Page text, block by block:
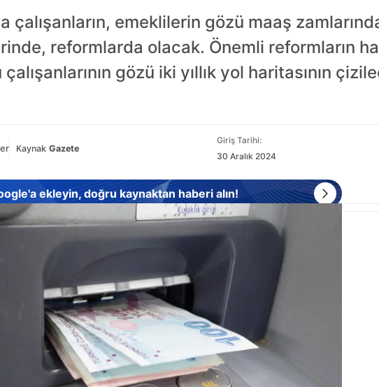
çalışanların, emeklilerin gözü maaş
reformlarda olacak. Önemli reformların
çalışanlarının gözü iki yıllık yol haritasının
Kaynak Gazete
Giriş Tarihi:
30 Aralık 2024
ekleyin, doğru kaynaktan haberi alın!